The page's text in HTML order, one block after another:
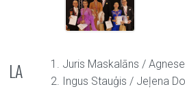
LA
1. Juris Maskalāns /
2. Ingus Stauģis / Jeļena